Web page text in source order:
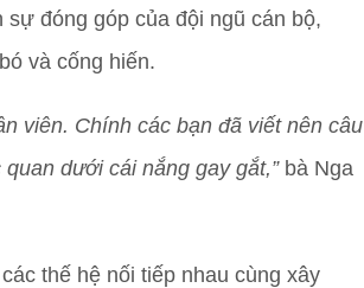
đóng góp của đội ngũ cán bộ,
và cống hiến.
viên. Chính các bạn đã viết nên câu
dưới cái nắng gay gắt,”bà Nga
thế hệ nối tiếp nhau cùng xây